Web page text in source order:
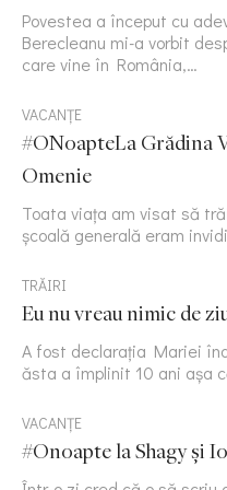
Povestea a început cu
Berecleanu mi-a vorbit
care vine în România,…
VACANȚE
#ONoapteLa Grădina
Omenie
Toata viața am visat să
școală generală eram
TRĂIRI
Eu nu vreau nimic de
A fost declarația Mariei
ăsta a împlinit 10 ani așa
VACANȚE
#Onoapte la Shagy și